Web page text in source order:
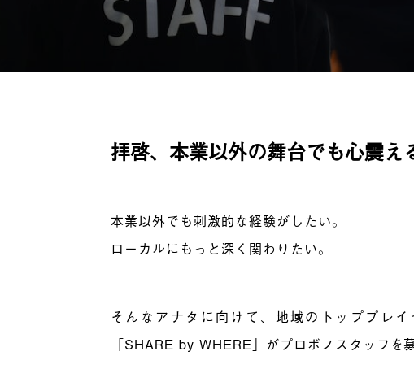
拝啓、本業以外の舞台でも心震え
本業以外でも刺激的な経験がしたい。
ローカルにもっと深く関わりたい。
そんなアナタに向けて、地域のトッププレ
「SHARE by WHERE」がプロボノスタッフを